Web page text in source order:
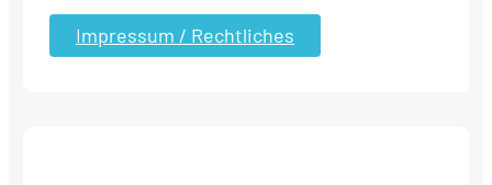
Impressum / Rechtliches